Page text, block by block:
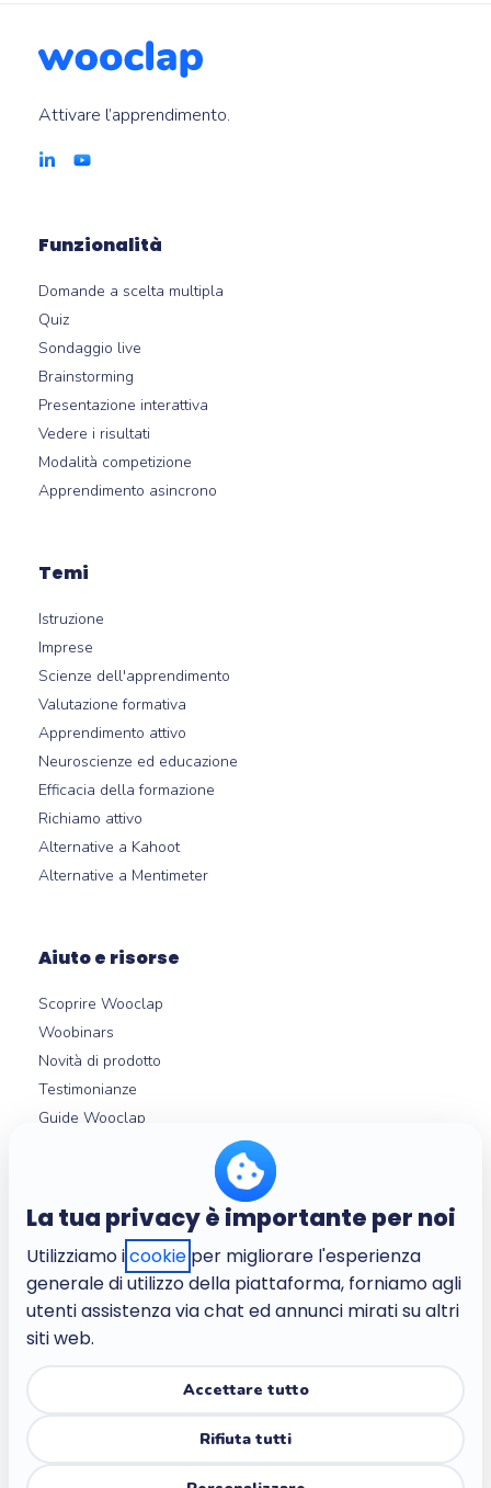
La tua privacy è importante per noi
Utilizziamo icookie per migliorare l'esperienza
generale di utilizzo della piattaforma, forniamo agli
utenti assistenza via chat ed annunci mirati su altri
siti web.
Accettare tutto
Rifiuta tutti
Attivare l’apprendimento.
Funzionalità
Domande a scelta multipla
Quiz
Sondaggio live
Brainstorming
Presentazione interattiva
Vedere i risultati
Modalità competizione
Apprendimento asincrono
Temi
Istruzione
Imprese
Scienze dell'apprendimento
Valutazione formativa
Apprendimento attivo
Neuroscienze ed educazione
Efficacia della formazione
Richiamo attivo
Alternative a Kahoot
Alternative a Mentimeter
Aiuto e risorse
Scoprire Wooclap
Woobinars
Novità di prodotto
Testimonianze
Guide Wooclap
Chi siamo
L'azienda
Lavora con noi
Politica sulla privacy per i bambini
Accessibilità